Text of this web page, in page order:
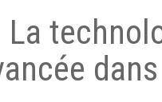
La